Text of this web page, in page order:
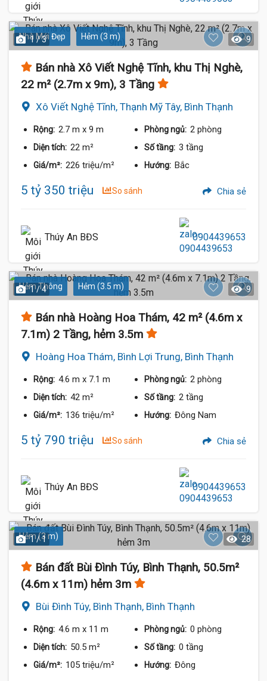
Nhà Mới Đẹp Hẻm (3 m)
1 / 3 9
Bán nhà Xô Viết Nghệ Tĩnh, khu Thị Nghè,
22 m² (2.7m x 9m), 3 Tầng
Xô Viết Nghệ Tĩnh, Thạnh Mỹ Tây, Bình Thạnh
Rộng: 2.7 m x 9 m Phòng ngủ: 2 phòng
Diện tích: 22 m² Số tầng: 3 tầng
Giá/m²: 226 triệu/m² Hướng: Bắc
5 tỷ 350 triệu So sánh Chia sẻ
Thúy An BĐS 0904439653
Hẻm Thông Hẻm (3.5 m)
1 / 4 9
Bán nhà Hoàng Hoa Thám, 42 m² (4.6m x
7.1m) 2 Tầng, hẻm 3.5m
Hoàng Hoa Thám, Bình Lợi Trung, Bình Thạnh
Rộng: 4.6 m x 7.1 m Phòng ngủ: 2 phòng
Diện tích: 42 m² Số tầng: 2 tầng
Giá/m²: 136 triệu/m² Hướng: Đông Nam
5 tỷ 790 triệu So sánh Chia sẻ
Thúy An BĐS 0904439653
Hẻm (3 m)
1 / 1 28
Bán đất Bùi Đình Túy, Bình Thạnh, 50.5m²
(4.6m x 11m) hẻm 3m
Bùi Đình Túy, Bình Thạnh, Bình Thạnh
Rộng: 4.6 m x 11 m Phòng ngủ: 0 phòng
Diện tích: 50.5 m² Số tầng: 0 tầng
Giá/m²: 105 triệu/m² Hướng: Đông